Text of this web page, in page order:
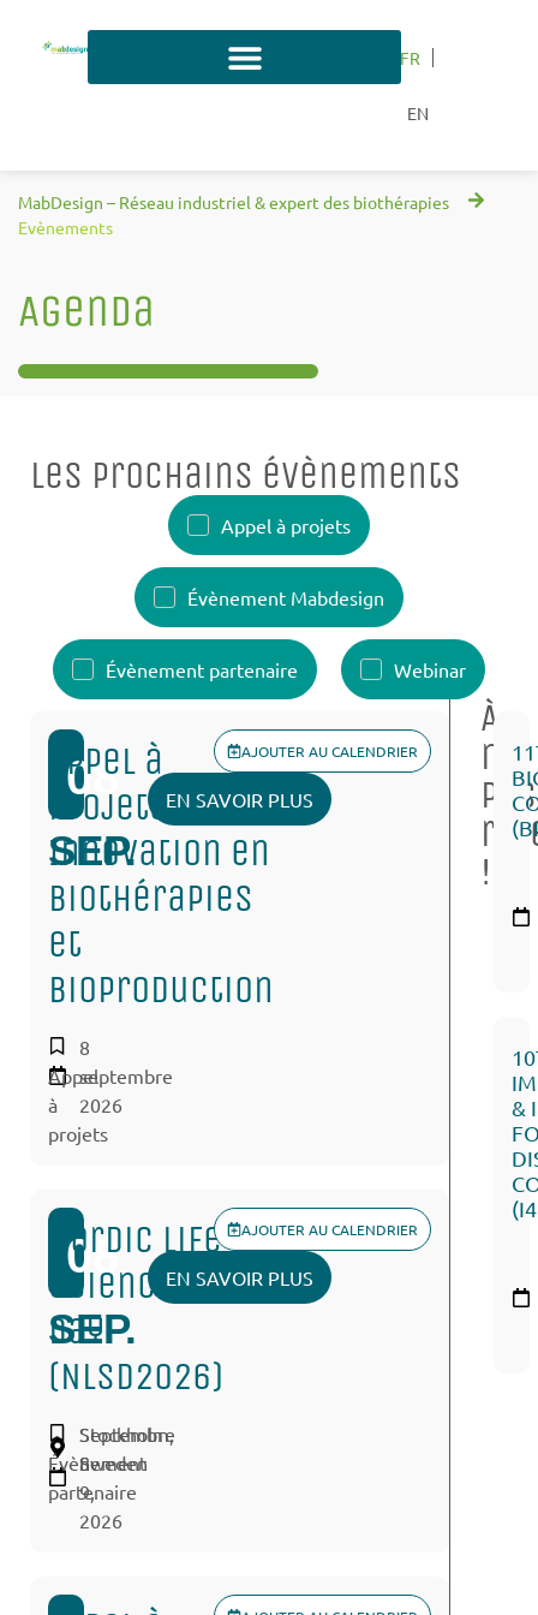
FR
EN
MabDesign – Réseau industriel & expert des biothérapies
Evènements
Agenda
Les prochains évènements
Appel à projets
Évènement Mabdesign
Évènement partenaire Webinar
08
SEP.
Appel à
projets :
Innovation en
biothérapies
et
bioproduction
8
septembre
2026
Appel
à
projets
AJOUTER AU CALENDRIER
EN SAVOIR PLUS
08
SEP.
Nordic Life
Sciences
Day
(NLSD2026)
Septembre
8-
9,
2026
Stockholm,
Sweden
Évènement
partenaire
AJOUTER AU CALENDRIER
EN SAVOIR PLUS
À
ne
pas
!
&